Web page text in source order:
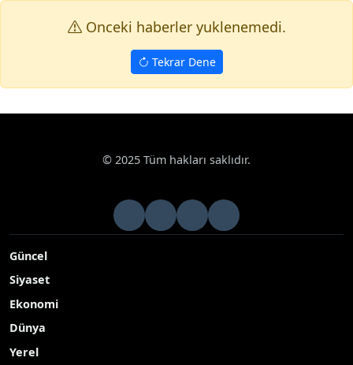
Onceki haberler yuklenemedi.
Tekrar Dene
© 2025 Tüm hakları saklıdır.
Güncel
Siyaset
Ekonomi
Dünya
Yerel